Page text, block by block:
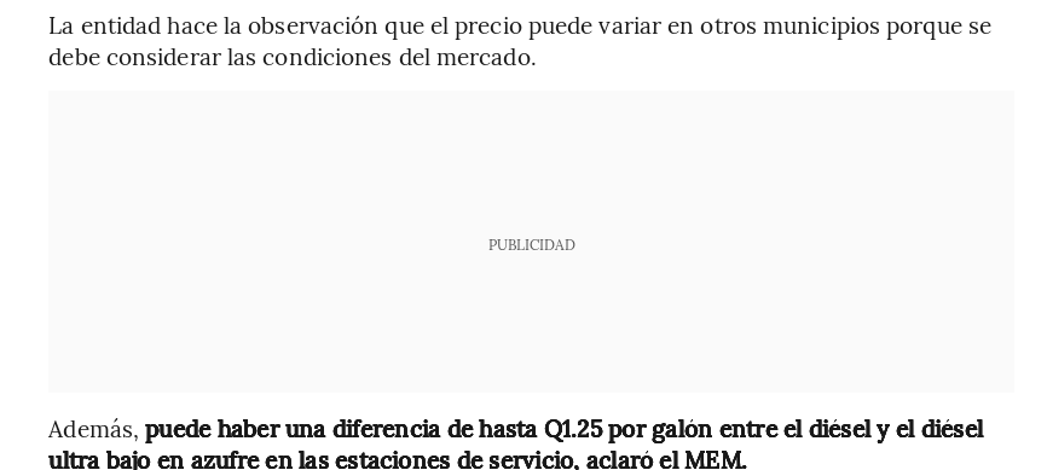
La entidad hace la observación que el precio puede variar en otros municipios porque se
debe considerar las condiciones del mercado.
PUBLICIDAD
Además,puede haber una diferencia de hasta Q1.25 por galón entre el diésel y el diésel
ultra bajo en azufre en las estaciones de servicio, aclaró el MEM.